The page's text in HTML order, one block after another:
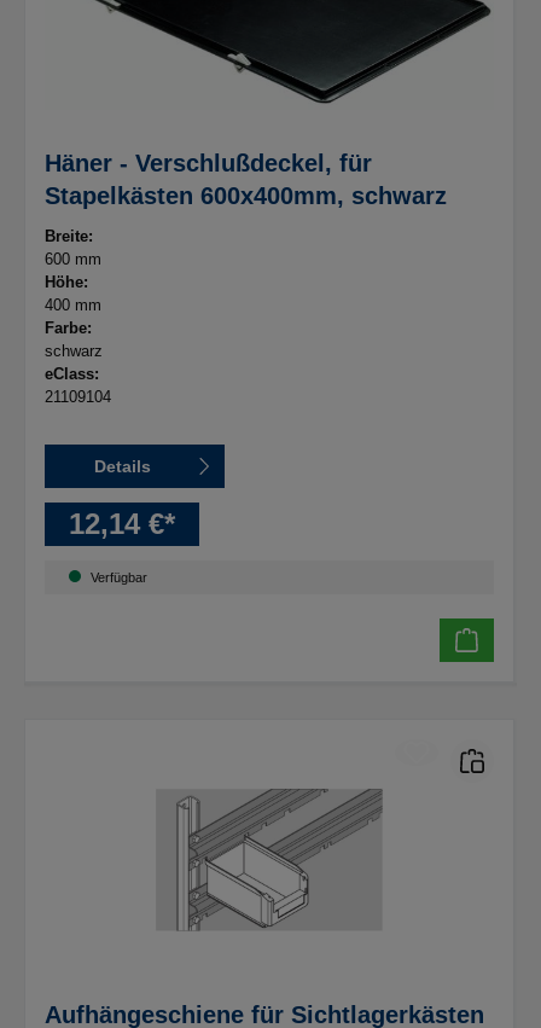
Häner - Verschlußdeckel, für
Stapelkästen 600x400mm, schwarz
Breite:
600 mm
Höhe:
400 mm
Farbe:
schwarz
eClass:
21109104
Details
12,14 €*
Verfügbar
Aufhängeschiene für Sichtlagerkästen